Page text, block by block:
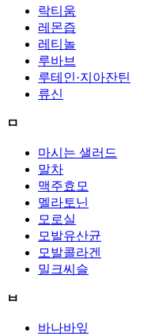
락티움
레몬즙
레티놀
루바브
루테인·지아잔틴
류신
ㅁ
마시는 샐러드
말차
맥주효모
멜라토닌
모로실
모발유산균
모발콜라겐
밀크씨슬
ㅂ
바나바잎